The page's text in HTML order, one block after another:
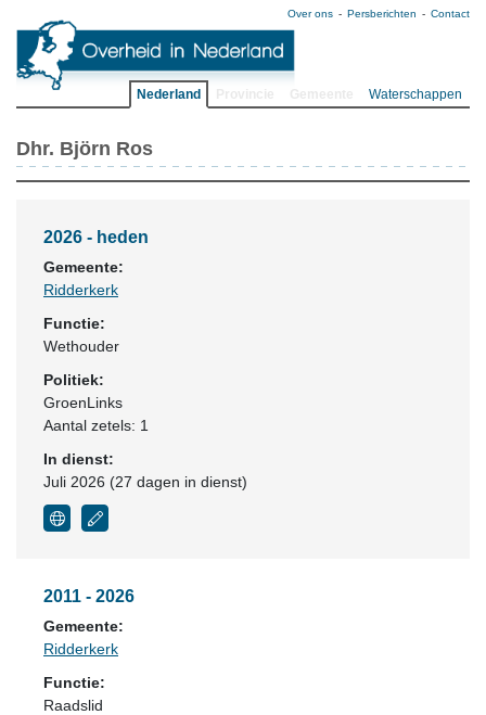
Over ons Persberichten Contact
Nederland Waterschappen
Dhr. Björn Ros
2026 - heden
Gemeente:
Ridderkerk
Functie:
Wethouder
Politiek:
GroenLinks
Aantal zetels: 1
In dienst:
Juli 2026 (27 dagen in dienst)
2011 - 2026
Gemeente:
Ridderkerk
Functie:
Raadslid